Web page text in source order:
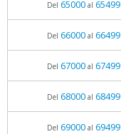
Del 65000al 65499
Del 66000al 66499
Del 67000al 67499
Del 68000al 68499
Del 69000al 69499